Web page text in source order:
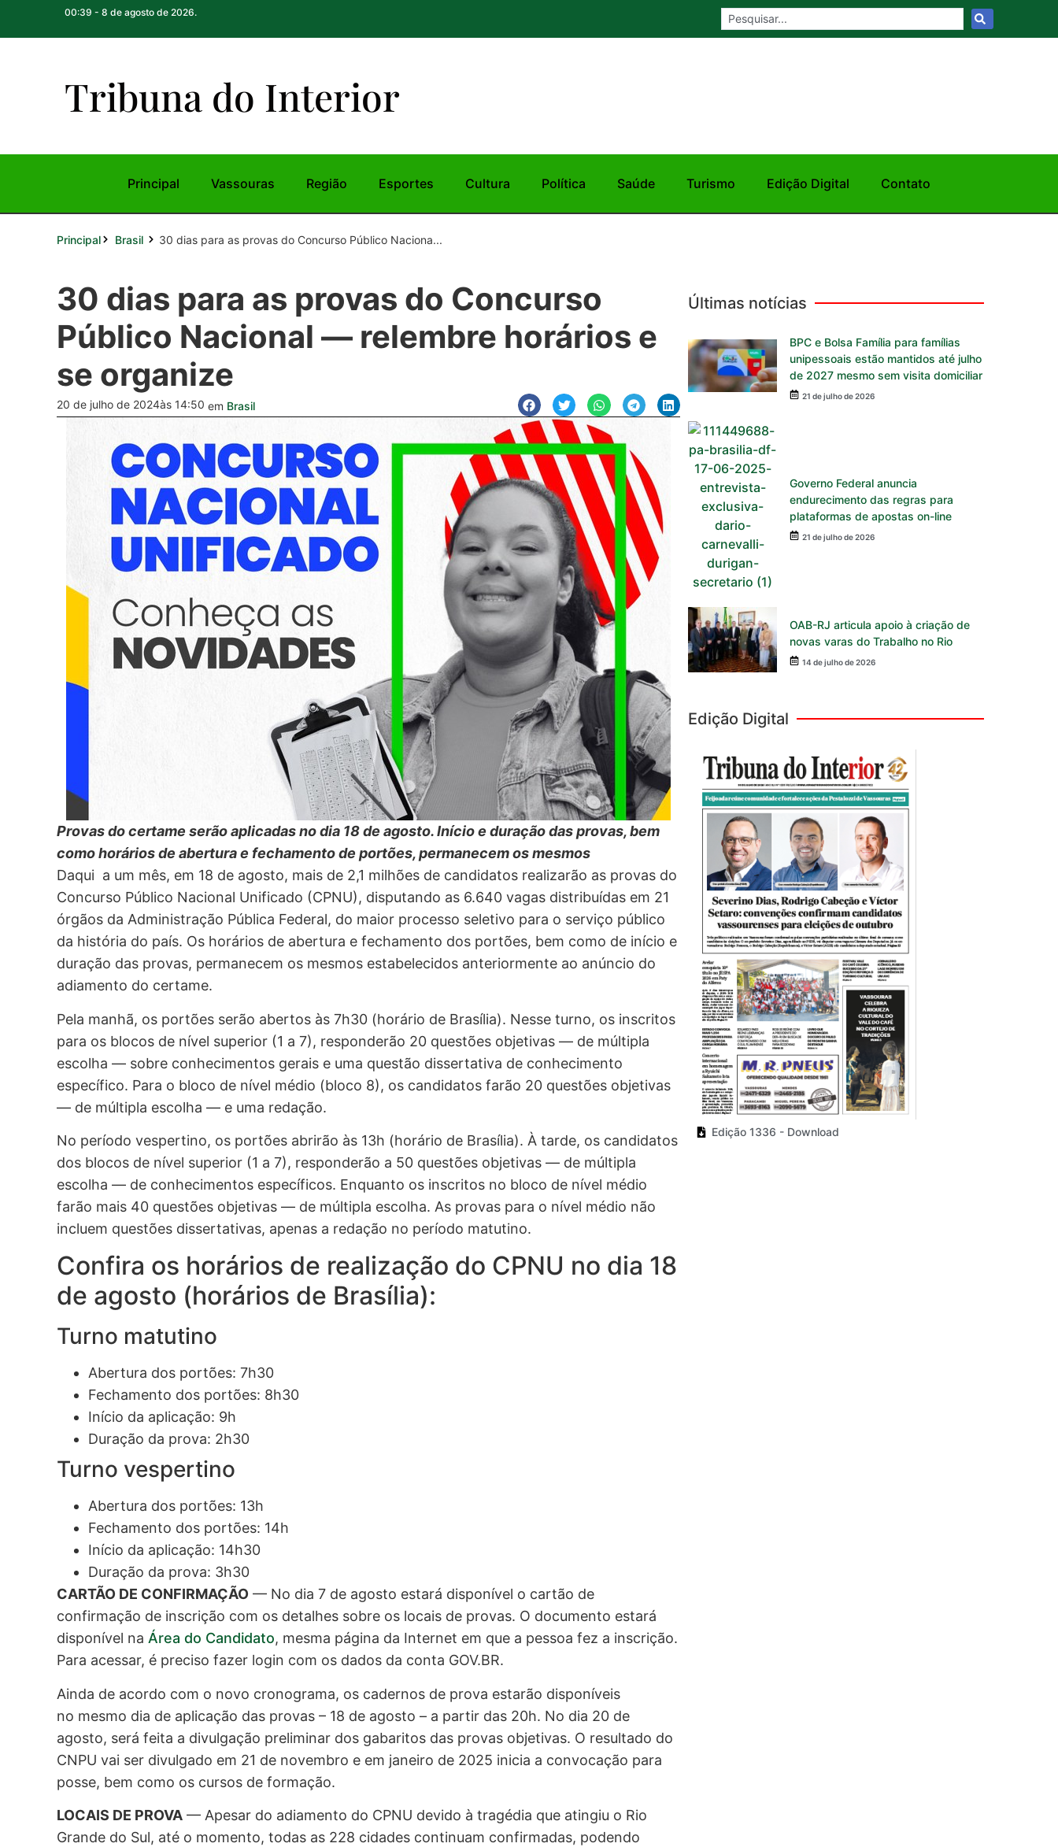
00:39 - 8 de agosto de 2026.
Tribuna do Interior
Principal Vassouras Região Esportes Cultura Política Saúde Turismo Edição Digital Contato
Principal Brasil 30 dias para as provas do Concurso Público Naciona...
30 dias para as provas do Concurso
Público Nacional — relembre horários e
se organize
20 de julho de 2024às 14:50 em Brasil
Provas do certame serão aplicadas no dia 18 de agosto. Início e duração das provas, bem
como horários de abertura e fechamento de portões, permanecem os mesmos
Daqui a um mês, em 18 de agosto, mais de 2,1 milhões de candidatos realizarão as provas do
Concurso Público Nacional Unificado (CPNU), disputando as 6.640 vagas distribuídas em 21
órgãos da Administração Pública Federal, do maior processo seletivo para o serviço público
da história do país. Os horários de abertura e fechamento dos portões, bem como de início e
duração das provas, permanecem os mesmos estabelecidos anteriormente ao anúncio do
adiamento do certame.
Pela manhã, os portões serão abertos às 7h30 (horário de Brasília). Nesse turno, os inscritos
para os blocos de nível superior (1 a 7), responderão 20 questões objetivas — de múltipla
escolha — sobre conhecimentos gerais e uma questão dissertativa de conhecimento
específico. Para o bloco de nível médio (bloco 8), os candidatos farão 20 questões objetivas
— de múltipla escolha — e uma redação.
No período vespertino, os portões abrirão às 13h (horário de Brasília). À tarde, os candidatos
dos blocos de nível superior (1 a 7), responderão a 50 questões objetivas — de múltipla
escolha — de conhecimentos específicos. Enquanto os inscritos no bloco de nível médio
farão mais 40 questões objetivas — de múltipla escolha. As provas para o nível médio não
incluem questões dissertativas, apenas a redação no período matutino.
Confira os horários de realização do CPNU no dia 18
de agosto (horários de Brasília):
Turno matutino
Abertura dos portões: 7h30
Fechamento dos portões: 8h30
Início da aplicação: 9h
Duração da prova: 2h30
Turno vespertino
Abertura dos portões: 13h
Fechamento dos portões: 14h
Início da aplicação: 14h30
Duração da prova: 3h30
CARTÃO DE CONFIRMAÇÃO — No dia 7 de agosto estará disponível o cartão de
confirmação de inscrição com os detalhes sobre os locais de provas. O documento estará
disponível na Área do Candidato, mesma página da Internet em que a pessoa fez a inscrição.
Para acessar, é preciso fazer login com os dados da conta GOV.BR.
Ainda de acordo com o novo cronograma, os cadernos de prova estarão disponíveis
no mesmo dia de aplicação das provas – 18 de agosto – a partir das 20h. No dia 20 de
agosto, será feita a divulgação preliminar dos gabaritos das provas objetivas. O resultado do
CNPU vai ser divulgado em 21 de novembro e em janeiro de 2025 inicia a convocação para
posse, bem como os cursos de formação.
LOCAIS DE PROVA — Apesar do adiamento do CPNU devido à tragédia que atingiu o Rio
Grande do Sul, até o momento, todas as 228 cidades continuam confirmadas, podendo
Últimas notícias
BPC e Bolsa Família para famílias
unipessoais estão mantidos até julho
de 2027 mesmo sem visita domiciliar
21 de julho de 2026
Governo Federal anuncia
endurecimento das regras para
plataformas de apostas on-line
21 de julho de 2026
OAB-RJ articula apoio à criação de
novas varas do Trabalho no Rio
14 de julho de 2026
Edição Digital
Edição 1336 - Download